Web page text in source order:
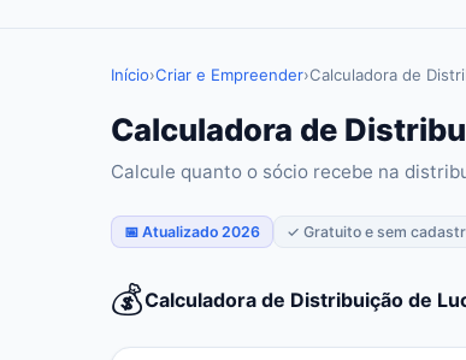
Início›Criar e Empreender›Calculadora de
Calculadora de
Calcule quanto o sócio recebe na
📅 Atualizado 2026 ✓ Gratuito e sem
💰Calculadora de Distribuição de